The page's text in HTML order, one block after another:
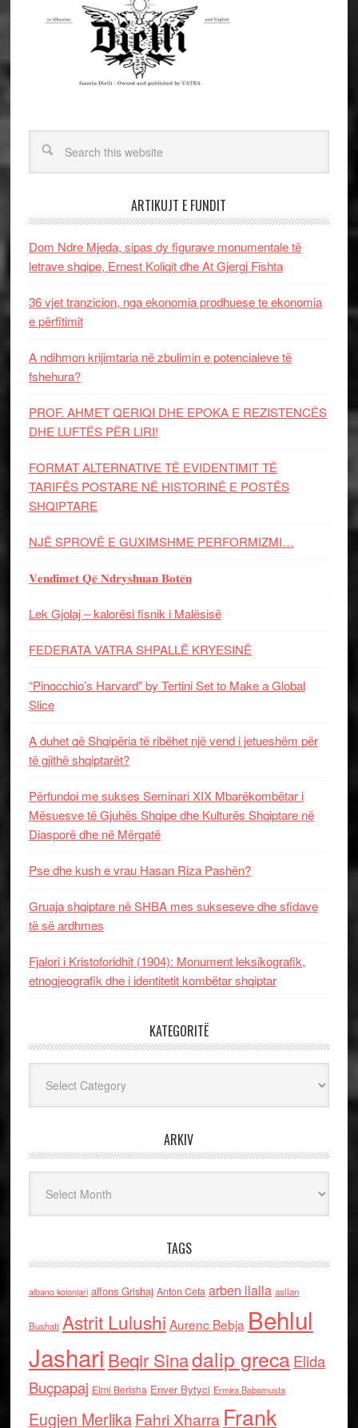
ARTIKUJT E FUNDIT
Dom Ndre Mjeda, sipas dy figurave monumentale të
letrave shqipe, Ernest Koliqit dhe At Gjergj Fishta
36 vjet tranzicion, nga ekonomia prodhuese te ekonomia
e përfitimit
A ndihmon krijimtaria në zbulimin e potencialeve të
fshehura?
PROF. AHMET QERIQI DHE EPOKA E REZISTENCЁS
DHE LUFTЁS PЁR LIRI!
FORMAT ALTERNATIVE TË EVIDENTIMIT TË
TARIFËS POSTARE NË HISTORINË E POSTËS
SHQIPTARE
NJË SPROVË E GUXIMSHME PERFORMIZMI…
𝐕𝐞𝐧𝐝𝐢𝐦𝐞𝐭 𝐐𝐞̈ 𝐍𝐝𝐫𝐲𝐬𝐡𝐮𝐚𝐧 𝐁𝐨𝐭𝐞̈𝐧
Lek Gjolaj – kalorësi fisnik i Malësisë
FEDERATA VATRA SHPALLË KRYESINË
“Pinocchio’s Harvard” by Tertini Set to Make a Global
Slice
A duhet që Shqipëria të ribëhet një vend i jetueshëm për
të gjithë shqiptarët?
Përfundoi me sukses Seminari XIX Mbarëkombëtar i
Mësuesve të Gjuhës Shqipe dhe Kulturës Shqiptare në
Diasporë dhe në Mërgatë
Pse dhe kush e vrau Hasan Riza Pashën?
Gruaja shqiptare në SHBA mes sukseseve dhe sfidave
të së ardhmes
Fjalori i Kristoforidhit (1904): Monument leksikografik,
etnogjeografik dhe i identitetit kombëtar shqiptar
KATEGORITË
ARKIV
TAGS
albano kolonjari alfons Grishaj Anton Cefa arben llalla asllan
Bushati Astrit Lulushi Aurenc Bebja Behlul
Jashari Beqir Sinadalip grecaElida
Buçpapaj Elmi Berisha Enver Bytyci Ermira Babamusta
Eugjen MerlikaFahri Xharra Frank